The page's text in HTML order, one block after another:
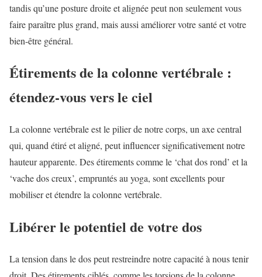
tandis qu’une posture droite et alignée peut non seulement vous
faire paraître plus grand, mais aussi améliorer votre santé et votre
bien-être général.
Étirements de la colonne vertébrale :
étendez-vous vers le ciel
La colonne vertébrale est le pilier de notre corps, un axe central
qui, quand étiré et aligné, peut influencer significativement notre
hauteur apparente. Des étirements comme le ‘chat dos rond’ et la
‘vache dos creux’, empruntés au yoga, sont excellents pour
mobiliser et étendre la colonne vertébrale.
Libérer le potentiel de votre dos
La tension dans le dos peut restreindre notre capacité à nous tenir